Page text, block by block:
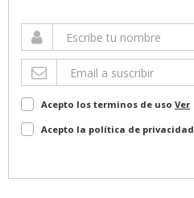
Acepto los terminos de uso Ver
Acepto la política de privacidad